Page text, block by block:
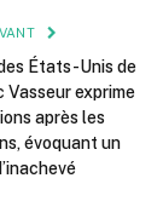
États-Unis de
Vasseur exprime
après les
évoquant un